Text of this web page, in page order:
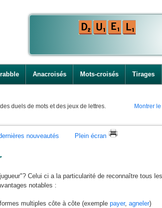
Anacroisés Mots-croisés Tirages
duels de mots et des jeux de lettres. Montrer
nouveautés Plein écran
Celui ci a la particularité de reconnaître tous
notables :
multiples côte à côte (exemple payer, agneler)